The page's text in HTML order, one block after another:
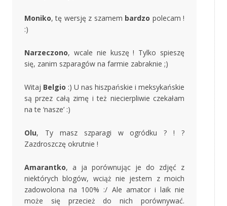
Moniko, tę wersję z szamem bardzo polecam !
:)
Narzeczono, wcale nie kuszę ! Tylko spieszę
się, zanim szparagów na farmie zabraknie ;)
Witaj Belgio :) U nas hiszpańskie i meksykańskie
są przez całą zimę i też niecierpliwie czekałam
na te ‘nasze’ :)
Olu, Ty masz szparagi w ogródku ? ! ?
Zazdroszczę okrutnie !
Amarantko, a ja porównując je do zdjęć z
niektórych blogów, wciąż nie jestem z moich
zadowolona na 100% :/ Ale amator i laik nie
może się przecież do nich porównywać.